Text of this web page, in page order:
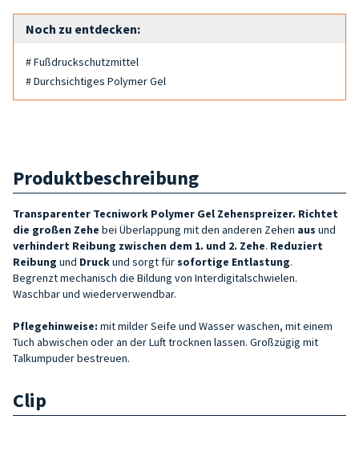
Noch zu entdecken:
# Fußdruckschutzmittel
# Durchsichtiges Polymer Gel
Produktbeschreibung
Transparenter Tecniwork Polymer Gel Zehenspreizer. Richtet
die großen Zehe bei Überlappung mit den anderen Zehen aus und
verhindert Reibung zwischen dem 1. und 2. Zehe. Reduziert
Reibung und Druckund sorgt fürsofortige Entlastung.
Begrenzt mechanisch die Bildung von Interdigitalschwielen.
Waschbar und wiederverwendbar.
Pflegehinweise: mit milder Seife und Wasser waschen, mit einem
Tuch abwischen oder an der Luft trocknen lassen. Großzügig mit
Talkumpuder bestreuen.
Clip